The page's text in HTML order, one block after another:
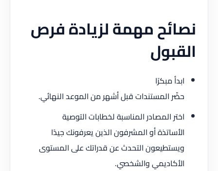
نصائح مهمة لزيادة فرص
القبول
ابدأ مبكرًا
حضّر المستندات قبل أشهر من الموعد النهائي.
اختر المصادر المناسبة لخطابات التوصية
الأساتذة أو المشرفون الذين يعرفونك جيدًا
ويستطيعون التحدث عن قدراتك على المستوى
الأكاديمي والشخصي.